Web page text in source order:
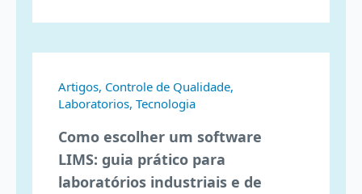
Artigos, Controle de Qualidade,
Laboratorios, Tecnologia
Como escolher um software
LIMS: guia prático para
laboratórios industriais e de